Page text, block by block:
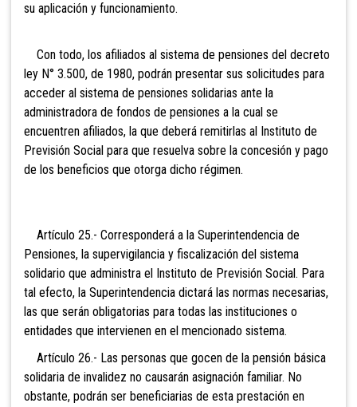
su aplicación y funcionamiento.
Con todo, los afiliados al sistema de pensiones del decreto
ley N° 3.500, de 1980, podrán presentar sus solicitudes para
acceder al sistema de pensiones solidarias ante la
administradora de fondos de pensiones a la cual se
encuentren afiliados, la que deberá remitirlas al Instituto de
Previsión Social para que resuelva sobre la concesión y pago
de los beneficios que otorga dicho régimen.
Artículo 25.- Corresponderá a la Superintendencia de
Pensiones, la supervigilancia y fiscalización del sistema
solidario que administra el Instituto de Previsión Social. Para
tal efecto, la Superintendencia dictará las normas necesarias,
las que serán obligatorias para todas las instituciones o
entidades que intervienen en el mencionado sistema.
Artículo 26.- Las personas que gocen de la pensión básica
solidaria de invalidez no causarán asignación familiar. No
obstante, podrán ser beneficiarias de esta prestación en